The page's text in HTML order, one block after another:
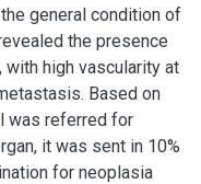
general condition of
the presence
high vascularity at
Based on
was referred for
it was sent in 10%
for neoplasia